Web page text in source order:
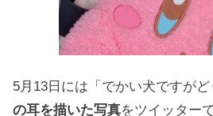
5月13日には「でかい犬ですが
の耳を描いた写真をツイッター